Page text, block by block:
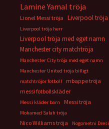
Lamine Yamal tröja
Lionel Messi tröja Liverpool tröja
Liverpool tröja herr
Liverpool tröja med eget namn
Manchester city matchtröja
Manchester City tröja med eget namn
Manchester United tröja billigt
matchtröjor fotboll
mbappe tröja
messi fotbollskläder
Messi kläder barn Messi tröja
Mohamed Salah tröja
Nico Williams tröja
Nogometni Dresi